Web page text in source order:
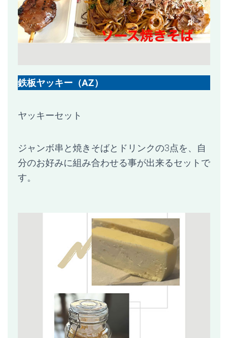
鉄板ヤッキー（AZ）
ヤッキーセット
ジャンボ串と焼きそばとドリンクの3点を、自
分のお好みに組み合わせる事が出来るセットで
す。